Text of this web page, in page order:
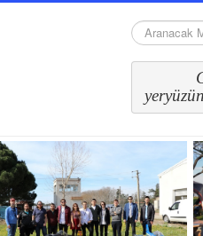
arama...